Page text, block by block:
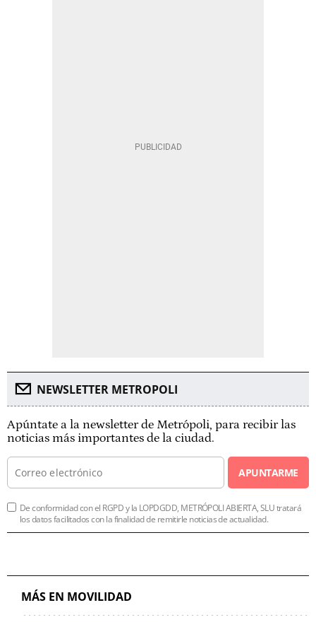
NEWSLETTER METROPOLI
Apúntate a la newsletter de Metrópoli, para recibir las
noticias más importantes de la ciudad.
APUNTARME
De conformidad con el RGPD y la LOPDGDD, METRÓPOLI ABIERTA, SLU tratará
los datos facilitados con la finalidad de remitirle noticias de actualidad.
MÁS EN MOVILIDAD